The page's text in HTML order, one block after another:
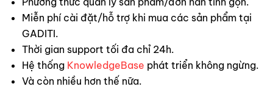
Miễn phí cài đặt/hỗ trợ khi mua các sản phẩm tại
GADITI.
Thời gian support tối đa chỉ 24h.
Hệ thống KnowledgeBase phát triển không ngừng.
Và còn nhiều hơn thế nữa.